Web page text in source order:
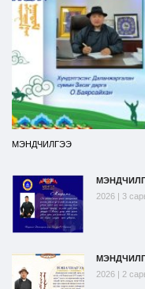
МЭНДЧИЛГЭЭ
2026 | 3
2026 | 2